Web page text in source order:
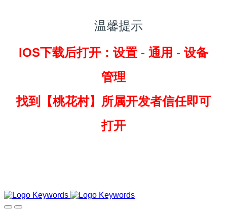
温馨提示
IOS下载后打开：设置 - 通用 - 设备
管理
找到
【桃花村】所属开发者信任即可
打开